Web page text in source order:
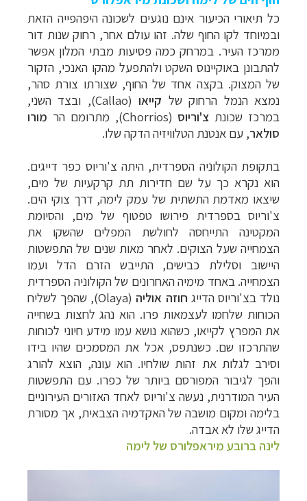
כל תיאורי הכיעור אינם נוגעים לשכונה היפהפייה הזאת
ובמיוחד לקו החוף שלה. זהו עולם אחר, רחוק שנות דור
ממרכז העיר. במרחק כמהפסיעות מבתי המלון אפשר
להתבונן באוקיינוס השקט ולהתפעל מהקו האנכי, הזקור
שלהמצוק. בקצה אחד של החוף, שצורתו צורת סהר,
נמצא הנמל הרחוק של קייאו (
Callao) , ובצד השני,
במרכז שכונת צ'וריוס (
Chorrios), מתרומם הר מורו
סולאר, עם אנטנת הטלוויזיה הדקהשלו.
בתקופת הקולוניה הספרדית, היתה צ'וריוס כפר דייגים.
הוא נקרא כך על שם חדירות תת קרקעיות של מים,
שיצאו מאדמת התשתית של עמק לימה, דרך צוקי הים.
צ'וריוס בספרדית פירושו טפטוף של מים, והסיומת
המקטינה התייחסה לחולשת המפלים שהשקו את
הצמחייה שעל הצוקים. לאחר מאות שנים של התפשטות
היישוב וסלילת כבישים, התייבשהזרם הדל ועמו
הצמחייה. באחד מימיה האחרונים של הקולוניה הספרדית
נולד בצ'וריוסהדייג חוזה אוליה (
Olaya), שהפך לשליח
הכוחות שלחמו לעצמאות פרו. הוא נהג לחצות בשחייה
את המפרץ לקייאו, כשהוא נושא עמו מידע חיוני לכוחות
שהתרכזו שם. כשנתפס,אכל את המסמכים שהיו בידו
וסירב לגלות את זהות שולחיו. הוא עונה, הוצא להורג
והפך לגיבור המפורסם ביותר של כפרו. עם התפשטות
העיר המודרנית, נעשה צ'וריוס לאחד האזורים העירוניים
בלימה ומקום מושבה של האקדמיה הצבאית, אך מסורת
הדייג שלו לאאבדה.
לינה ברובע מיראפלורס של לימה